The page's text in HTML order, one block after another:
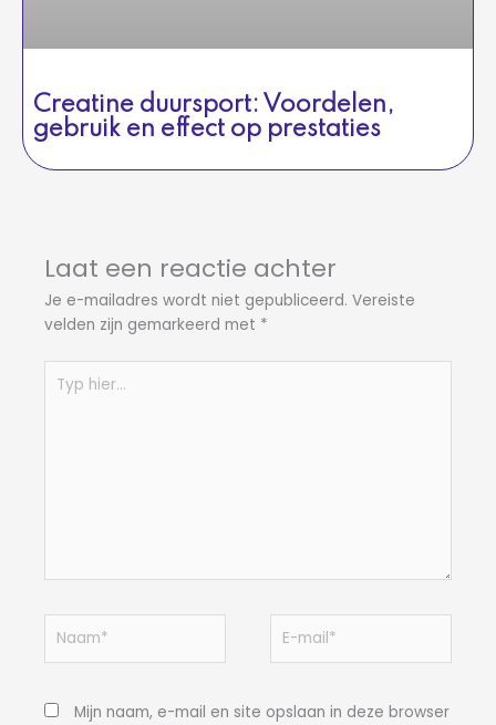
Creatine duursport: Voordelen,
gebruik en effect op prestaties
Laat een reactie achter
Je e-mailadres wordt niet gepubliceerd. Vereiste
velden zijn gemarkeerd met *
hier...
mail*
Mijn naam, e-mail en site opslaan in deze browser